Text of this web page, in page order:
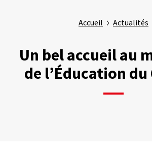
Accueil Actualités
Un bel accueil au
de l’Éducation du